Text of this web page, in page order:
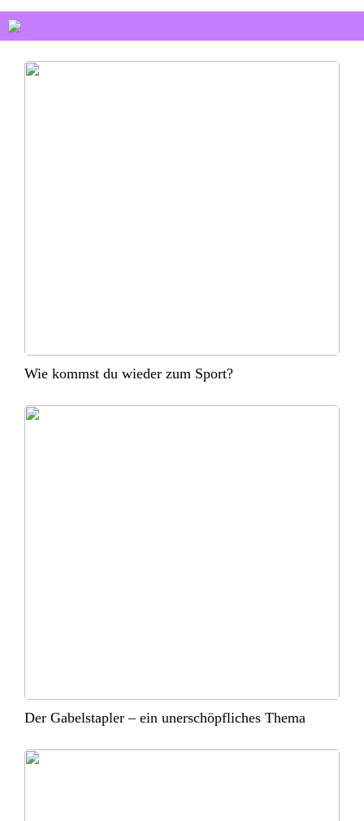
Wie kommst du wieder zum Sport?
Der Gabelstapler – ein unerschöpfliches Thema